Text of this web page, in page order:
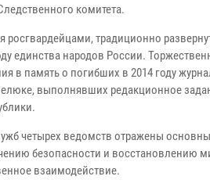
комитета.
росгвардейцами, традиционно
единства народов России.
в память о погибших в 2014 году
выполнявших редакционное
четырех ведомств отражены
безопасности и восстановлению
взаимодействие.